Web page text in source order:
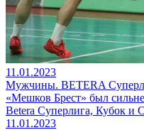
11.01.2023
Мужчины. BETERA
«Мешков Брест» был
Betera Суперлига, Кубок и
11.01.2023